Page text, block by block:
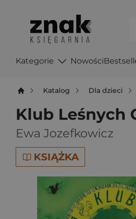
Kategorie Nowości
Katalog Dla dzieci
Klub Leśnych
Ewa Jozefkowicz
KSIĄŻKA